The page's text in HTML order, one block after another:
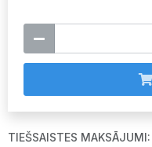
TIEŠSAISTES MAKSĀJUMI: